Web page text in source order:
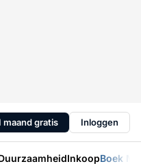
maand gratis Inloggen
InkoopBoek